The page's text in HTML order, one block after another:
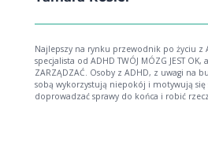
Najlepszy na rynku przewodnik po życiu z ADHD. dr Tomasz Kowalczyk,
specjalista od ADHD TWÓJ MÓZG JEST OK, a ta książka pokaże ci JAK LEPIEJ NIM
ZARZĄDZAĆ. Osoby z ADHD, z uwagi na
sobą wykorzystują niepokój i motywują
doprowadzać sprawy do końca i robić